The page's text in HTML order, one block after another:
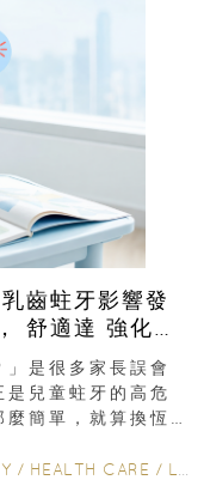
齒蛀牙影響發
」是很多家長誤會
兒童蛀牙的高危
簡單，就算換恆
/ HEALTH CARE / LIFESTYLE